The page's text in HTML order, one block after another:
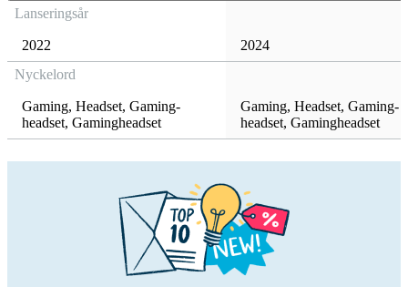
Lanseringsår
2022
2024
Nyckelord
Gaming, Headset, Gaming-
headset, Gamingheadset
Gaming, Headset, Gaming-
headset, Gamingheadset